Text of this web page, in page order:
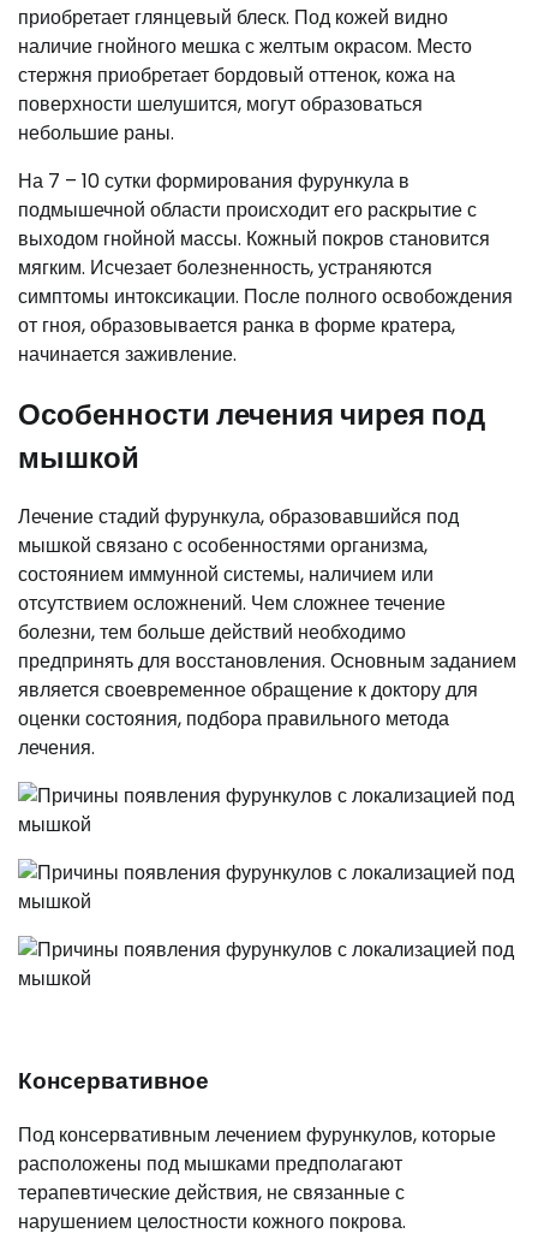
приобретает глянцевый блеск. Под кожей видно
наличие гнойного мешка с желтым окрасом. Место
стержня приобретает бордовый оттенок, кожа на
поверхности шелушится, могут образоваться
небольшие раны.
На 7 – 10 сутки формирования фурункула в
подмышечной области происходит его раскрытие с
выходом гнойной массы. Кожный покров становится
мягким. Исчезает болезненность, устраняются
симптомы интоксикации. После полного освобождения
от гноя, образовывается ранка в форме кратера,
начинается заживление.
Особенности лечения чирея под
мышкой
Лечение стадий фурункула, образовавшийся под
мышкой связано с особенностями организма,
состоянием иммунной системы, наличием или
отсутствием осложнений. Чем сложнее течение
болезни, тем больше действий необходимо
предпринять для восстановления. Основным заданием
является своевременное обращение к доктору для
оценки состояния, подбора правильного метода
лечения.
Консервативное
Под консервативным лечением фурункулов, которые
расположены под мышками предполагают
терапевтические действия, не связанные с
нарушением целостности кожного покрова.